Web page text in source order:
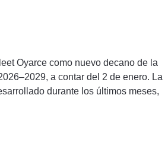
Oyarce como nuevo decano de la
a contar del 2 de enero. La
durante los últimos meses,